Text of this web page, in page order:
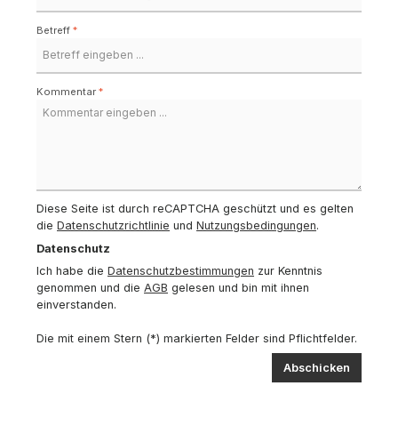
Betreff *
Kommentar *
Diese Seite ist durch reCAPTCHA geschützt und es gelten
die Datenschutzrichtlinie und Nutzungsbedingungen.
Datenschutz
Ich habe die Datenschutzbestimmungen zur Kenntnis
genommen und die AGB gelesen und bin mit ihnen
einverstanden.
Die mit einem Stern (*) markierten Felder sind Pflichtfelder.
Abschicken